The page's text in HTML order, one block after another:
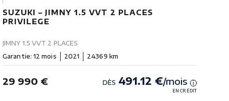
SUZUKI – JIMNY 1.5 VVT 2 PLACES
PRIVILEGE
JIMNY 1.5 VVT 2 PLACES
Garantie: 12 mois
2021 24369 km
29 990 € DÈS 491.12 €/mois i
EN CRÉDIT